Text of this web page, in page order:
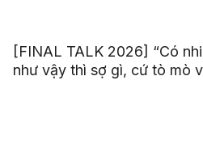
[FINAL TALK 2026] “Có
như vậy thì sợ gì, cứ tò mò